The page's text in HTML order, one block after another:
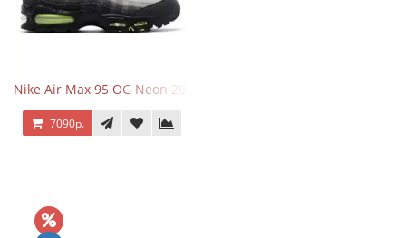
Nike Air Max 95 OG Neon 2025
7090р.